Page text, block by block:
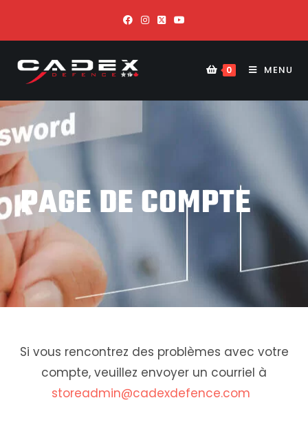
0 MENU
PAGE DE COMPTE
Si vous rencontrez des problèmes avec votre
compte, veuillez envoyer un courriel à
storeadmin@cadexdefence.com